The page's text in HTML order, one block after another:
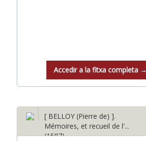
Accedir a la fitxa completa →
[ BELLOY (Pierre de) ].
Mémoires, et recueil de l'...
(1587)